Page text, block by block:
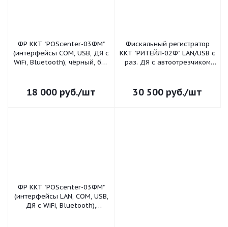
ФР ККТ "POScenter-03ФМ"
(интерфейсы COM, USB, ДЯ с
WiFi, Bluetooth), чёрный, без
18 000 руб./шт
Фискальный регистратор
ККТ "РИТЕЙЛ-02Ф" LAN/USB с
раз. ДЯ с автоотрезчиком
30 500 руб./шт
ФР ККТ "POScenter-03ФМ"
(интерфейсы LAN, COM, USB,
ДЯ с WiFi, Bluetooth),